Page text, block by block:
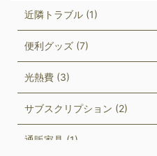
近隣トラブル (1)
便利グッズ (7)
光熱費 (3)
サブスクリプション (2)
通販家具 (1)